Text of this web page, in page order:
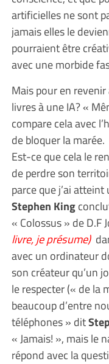
artificielles ne sont
jamais elles le
pourraient être
avec une morbide
Mais pour en
livres à une IA? «
compare cela avec
de bloquer la marée.
Est-ce que cela le
de perdre son
parce que j’ai
Stephen King
« Colossus » de D.F
livre, je présume)
avec un ordinateur
son créateur qu’un
le respecter (« de la
beaucoup d’entre
téléphones » dit
« Jamais! », mais le
répond avec la